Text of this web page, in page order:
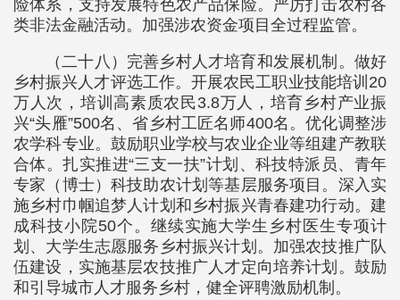
险体系，支持发展特色农产品保险。严厉打击农村各
类非法金融活动。加强涉农资金项目全过程监管。
（二十八）完善乡村人才培育和发展机制。做好
乡村振兴人才评选工作。开展农民工职业技能培训20
万人次，培训高素质农民3.8万人，培育乡村产业振
兴“头雁”500名、省乡村工匠名师400名。优化调整涉
农学科专业。鼓励职业学校与农业企业等组建产教联
合体。扎实推进“三支一扶”计划、科技特派员、青年
专家（博士）科技助农计划等基层服务项目。深入实
施乡村巾帼追梦人计划和乡村振兴青春建功行动。建
成科技小院50个。继续实施大学生乡村医生专项计
划、大学生志愿服务乡村振兴计划。加强农技推广队
伍建设，实施基层农技推广人才定向培养计划。鼓励
和引导城市人才服务乡村，健全评聘激励机制。